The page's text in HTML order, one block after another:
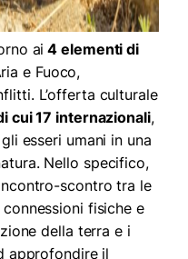
ai 4 elementi di
e Fuoco,
L’offerta culturale
cui 17 internazionali,
esseri umani in una
Nello specifico,
scontro tra le
fisiche e
della terra e i
approfondire il